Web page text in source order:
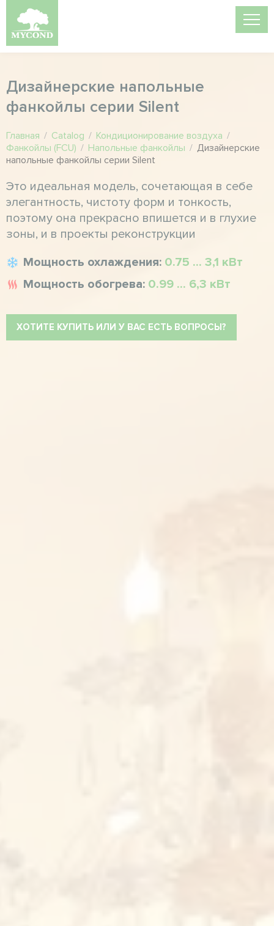
Дизайнерские напольные
фанкойлы серии Silent
Главная / Catalog / Кондиционирование воздуха /
Фанкойлы (FCU) / Напольные фанкойлы / Дизайнерские
напольные фанкойлы серии Silent
Это идеальная модель, сочетающая в себе
элегантность, чистоту форм и тонкость,
поэтому она прекрасно впишется и в глухие
зоны, и в проекты реконструкции
Мощность охлаждения: 0.75 ... 3,1 кВт
Мощность обогрева: 0.99 ... 6,3 кВт
ХОТИТЕ КУПИТЬ ИЛИ У ВАС ЕСТЬ ВОПРОСЫ?